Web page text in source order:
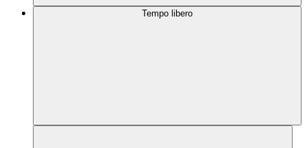
Tempo libero